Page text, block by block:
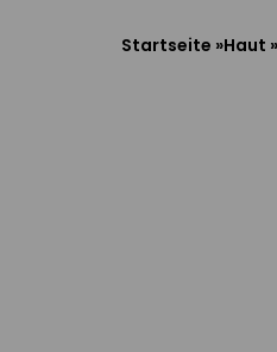
Startseite »Haut »